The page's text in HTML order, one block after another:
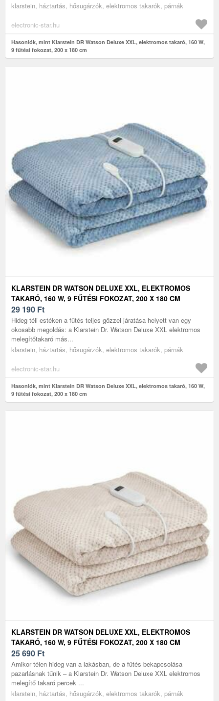
klarstein, háztartás, hősugárzók, elektromos takarók, párnák
electronic-star.hu
Hasonlók, mint Klarstein DR Watson Deluxe XXL, elektromos takaró, 160 W,
9 fűtési fokozat, 200 x 180 cm
KLARSTEIN DR WATSON DELUXE XXL, ELEKTROMOS
TAKARÓ, 160 W, 9 FŰTÉSI FOKOZAT, 200 X 180 CM
29 190 Ft
Hideg téli estéken a fűtés teljes gőzzel járatása helyett van egy
okosabb megoldás: a Klarstein Dr. Watson Deluxe XXL elektromos
melegítőtakaró más...
klarstein, háztartás, hősugárzók, elektromos takarók, párnák
electronic-star.hu
Hasonlók, mint Klarstein DR Watson Deluxe XXL, elektromos takaró, 160 W,
9 fűtési fokozat, 200 x 180 cm
KLARSTEIN DR WATSON DELUXE XXL, ELEKTROMOS
TAKARÓ, 160 W, 9 FŰTÉSI FOKOZAT, 200 X 180 CM
25 690 Ft
Amikor télen hideg van a lakásban, de a fűtés bekapcsolása
pazarlásnak tűnik – a Klarstein Dr. Watson Deluxe XXL elektromos
melegítő takaró percek ...
klarstein, háztartás, hősugárzók, elektromos takarók, párnák